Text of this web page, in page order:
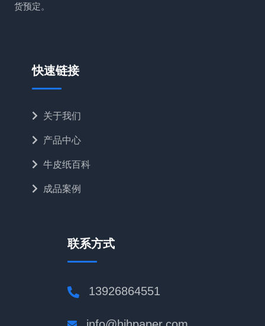
货预定。
快速链接
关于我们
产品中心
牛皮纸百科
成品案例
联系方式
13926864551